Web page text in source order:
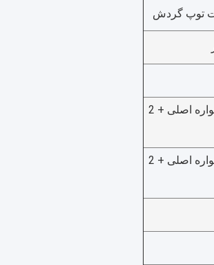
فواره های برگ چند لایه ای با 2 فواره اصلی + 2
فواره های برگ چند لایه ای با 2 فواره اصلی + 2